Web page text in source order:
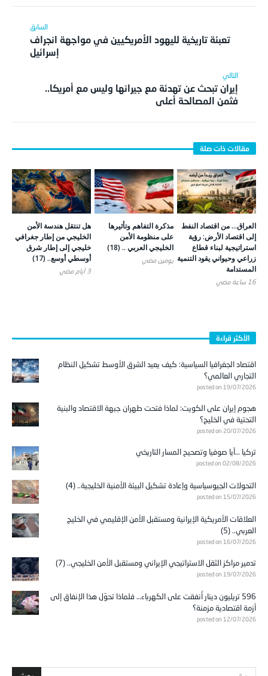
تعبئة تاريخية لليهود الأمريكيين في مواجهة انجراف
إسرائيل
إيران تبحث عن تهدئة مع جيرانها وليس مع أمريكا..
فثمن المصالحة أعلى
العراق… من اقتصاد النفط
إلى اقتصاد الأرض: رؤية
استراتيجية لبناء قطاع
زراعي وحيواني يقود التنمية
المستدامة
16 ساعة ‎مضي
مذكرة التفاهم وتأثيرها
على منظومة الأمن
الخليجي العربي .. (18)
يومين ‎مضي
هل تنتقل هندسة الأمن
الخليجي من إطار جغرافي
خليجي إلى إطار شرق
أوسطي أوسع.. (17)
3 أيام ‎مضي
الأكثر قراءة
اقتصاد الجغرافيا السياسية: كيف يعيد الشرق الأوسط تشكيل النظام
التجاري العالمي؟
posted on 19/07/2026
هجوم إيران على الكويت: لماذا فتحت طهران جبهة الاقتصاد والبنية
التحتية في الخليج؟
posted on 20/07/2026
تركيا …آيا صوفيا وتصحيح المسار التاريخي
posted on 02/08/2026
التحولات الجيوسياسية وإعادة تشكيل البيئة الأمنية الخليجية.. (4)
posted on 15/07/2026
العلاقات الأمريكية الإيرانية ومستقبل الأمن الإقليمي في الخليج
العربي.. (5)
posted on 16/07/2026
تدمير مراكز الثقل الاستراتيجي الإيراني ومستقبل الأمن الخليجي.. (7)
posted on 19/07/2026
596 تريليون دينار أُنفقت على الكهرباء… فلماذا تحوّل هذا الإنفاق إلى
أزمة اقتصادية مزمنة؟
posted on 12/07/2026